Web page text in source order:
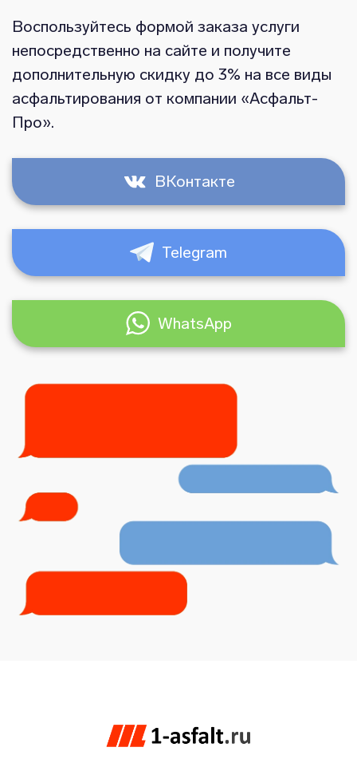
Воспользуйтесь формой заказа услуги
непосредственно на сайте и получите
дополнительную скидку до 3% на все виды
асфальтирования от компании «Асфальт-
Про».
ВКонтакте
Telegram
WhatsApp